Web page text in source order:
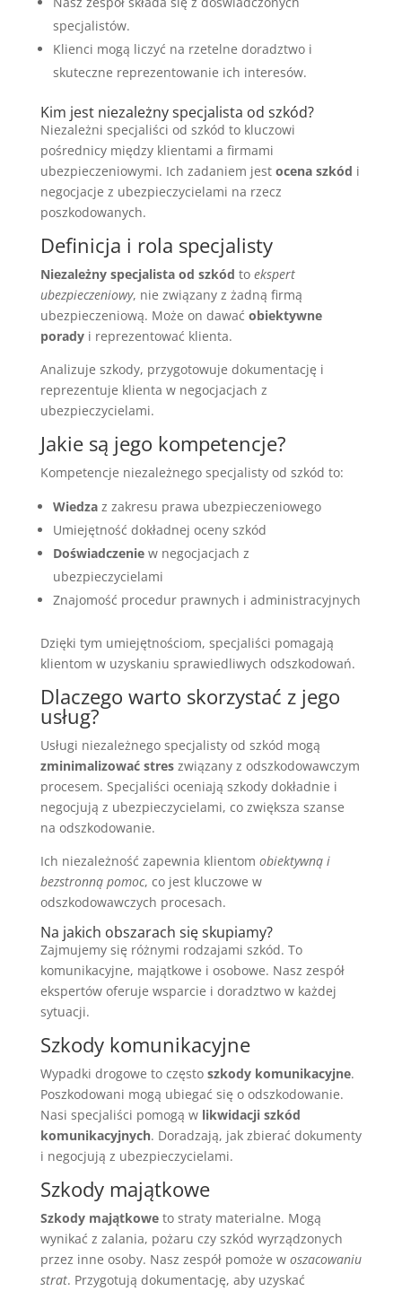
specjalistów.
Klienci mogą liczyć na rzetelne doradztwo i
skuteczne reprezentowanie ich interesów.
Kim jest niezależny specjalista od szkód?
Niezależni specjaliści od szkód to kluczowi
pośrednicy między klientami a firmami
ubezpieczeniowymi. Ich zadaniem jest ocena szkód i
negocjacje z ubezpieczycielami na rzecz
poszkodowanych.
Definicja i rola specjalisty
Niezależny specjalista od szkód to ekspert
ubezpieczeniowy, nie związany z żadną firmą
ubezpieczeniową. Może on dawać obiektywne
poradyi reprezentować klienta.
Analizuje szkody, przygotowuje dokumentację i
reprezentuje klienta w negocjacjach z
ubezpieczycielami.
Jakie są jego kompetencje?
Kompetencje niezależnego specjalisty od szkód to:
Wiedzaz zakresu prawa ubezpieczeniowego
Umiejętność dokładnej oceny szkód
Doświadczeniew negocjacjach z
ubezpieczycielami
Znajomość procedur prawnych i administracyjnych
Dzięki tym umiejętnościom, specjaliści pomagają
klientom w uzyskaniu sprawiedliwych odszkodowań.
Dlaczego warto skorzystać z jego
usług?
Usługi niezależnego specjalisty od szkód mogą
zminimalizować streszwiązany z odszkodowawczym
procesem. Specjaliści oceniają szkody dokładnie i
negocjują z ubezpieczycielami, co zwiększa szanse
na odszkodowanie.
Ich niezależność zapewnia klientom obiektywną i
bezstronną pomoc, co jest kluczowe w
odszkodowawczych procesach.
Na jakich obszarach się skupiamy?
Zajmujemy się różnymi rodzajami szkód. To
komunikacyjne, majątkowe i osobowe. Nasz zespół
ekspertów oferuje wsparcie i doradztwo w każdej
sytuacji.
Szkody komunikacyjne
Wypadki drogowe to często szkody komunikacyjne.
Poszkodowani mogą ubiegać się o odszkodowanie.
Nasi specjaliści pomogą w likwidacji szkód
komunikacyjnych. Doradzają, jak zbierać dokumenty
i negocjują z ubezpieczycielami.
Szkody majątkowe
Szkody majątkoweto straty materialne. Mogą
wynikać z zalania, pożaru czy szkód wyrządzonych
przez inne osoby. Nasz zespół pomoże w oszacowaniu
strat. Przygotują dokumentację, aby uzyskać